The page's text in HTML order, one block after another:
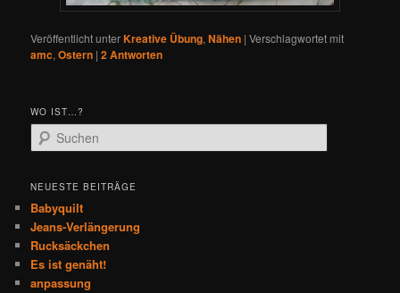
Veröffentlicht unterKreative Übung,Nähen |Verschlagwortet mit
amc,Ostern |2Antworten
WO IST…?
u
h
n
NEUESTE BEITRÄGE
Babyquilt
Jeans-Verlängerung
Rucksäckchen
Es ist genäht!
anpassung